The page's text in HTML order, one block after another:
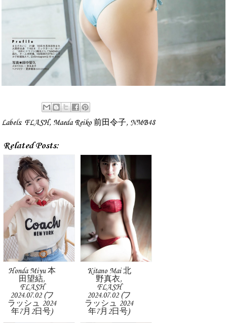
Labels: FLASH, Maeda Reiko 前田令子, NMB48
Related Posts:
Honda Miyu 本
田望結,
FLASH
2024.07.02 (フ
ラッシュ 2024
年7月2日号)
Kitano Mai 北
野真衣,
FLASH
2024.07.02 (フ
ラッシュ 2024
年7月2日号)